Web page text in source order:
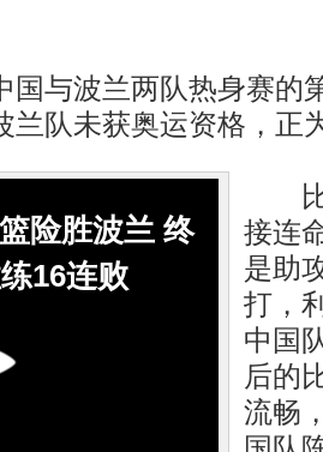
与波兰两队热身赛的
兰队未获奥运资格，正
险胜波兰 终
16连败
比
接连
是助
打，
中国
后的
流畅